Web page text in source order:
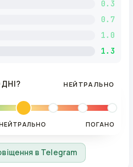
0.3
0.7
1.0
1.3
НЕЙТРАЛЬНО
ПОГАНО
в Telegram